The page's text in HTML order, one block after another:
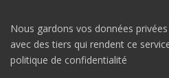
Nous gardons vos données
avec des tiers qui rendent ce
politique de confidentialité